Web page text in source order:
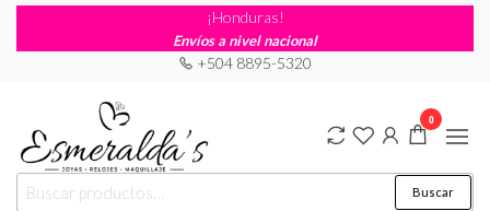
¡Honduras!
Envíos a nivel nacional
+504 8895-5320
Joyería
Joyería |
Maquillaje
Buscar
0